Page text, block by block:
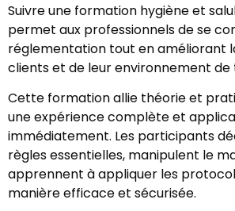
Suivre une formation hygiène et
permet aux professionnels de se
réglementation tout en améliorant
clients et de leur environnement de
Cette formation allie théorie et
une expérience complète et
immédiatement. Les participants
règles essentielles, manipulent le
apprennent à appliquer les
manière efficace et sécurisée.